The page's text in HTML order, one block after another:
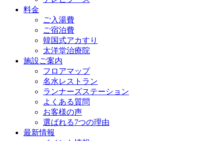
料金
ご入湯費
ご宿泊費
韓国式アカすり
太洋堂治療院
施設ご案内
フロアマップ
名水レストラン
ランナーズステーション
よくある質問
お客様の声
選ばれる7つの理由
最新情報